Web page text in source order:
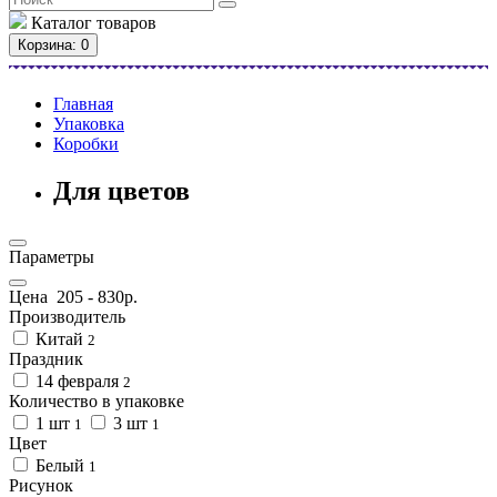
Каталог товаров
Корзина: 0
Главная
Упаковка
Коробки
Для цветов
Параметры
Цена 205 - 830р.
Производитель
Китай 2
Праздник
14 февраля 2
Количество в упаковке
1 шт 1 3 шт 1
Цвет
Белый 1
Рисунок